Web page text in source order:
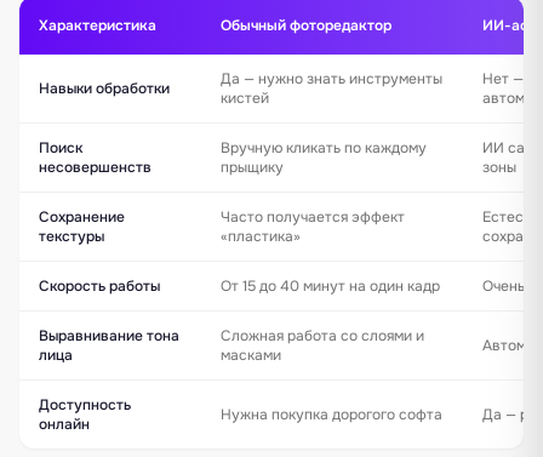
Характеристика Обычный фоторедактор ИИ-
Навыки обработки
Да — нужно знать инструменты
кистей
Нет —
Поиск
несовершенств
Вручную кликать по каждому
прыщику
ИИ сам
зоны
Сохранение
текстуры
Часто получается эффект
«пластика»
Скорость работы От 15 до 40 минут на один кадр Очень
Выравнивание тона
лица
Сложная работа со слоями и
масками
Доступность
онлайн
Нужна покупка дорогого софта Да —